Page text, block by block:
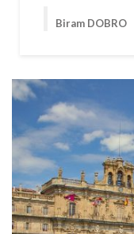
Biram DOBRO